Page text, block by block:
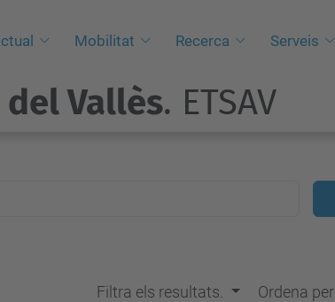
Mobilitat Recerca Serveis
Vallès. ETSAV
Filtra els resultats. Ordena per